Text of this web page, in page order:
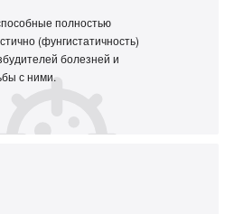
полностью
(фунгистатичность)
болезней и
с ними.